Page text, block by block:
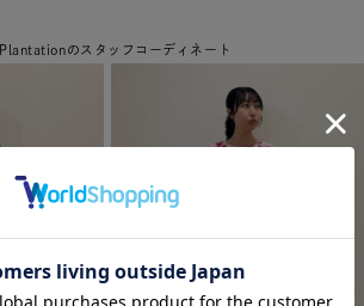
Plantationのスタッフコーディネート